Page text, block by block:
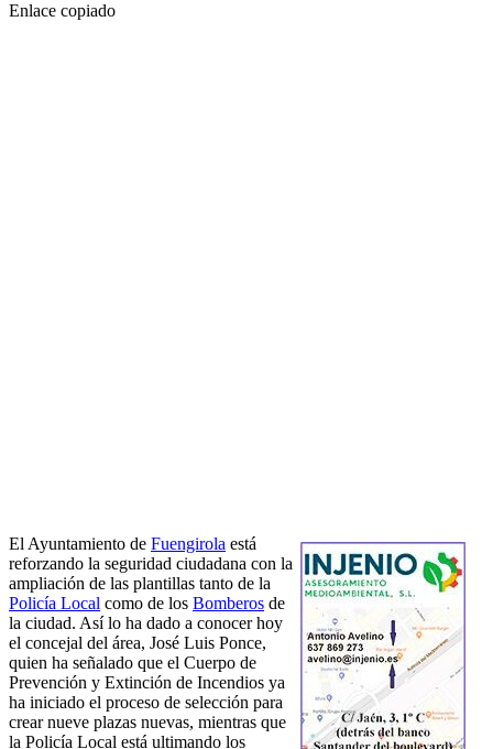
Enlace copiado
El Ayuntamiento de Fuengirola está
reforzando la seguridad ciudadana con la
ampliación de las plantillas tanto de la
Policía Local como de los Bomberos de
la ciudad. Así lo ha dado a conocer hoy
el concejal del área, José Luis Ponce,
quien ha señalado que el Cuerpo de
Prevención y Extinción de Incendios ya
ha iniciado el proceso de selección para
crear nueve plazas nuevas, mientras que
la Policía Local está ultimando los